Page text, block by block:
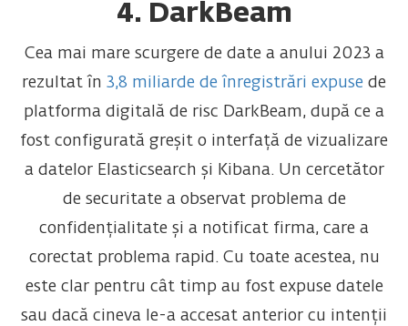
4. DarkBeam
Cea mai mare scurgere de date a anului 2023 a
rezultat în 3,8 miliarde de înregistrări expuse de
platforma digitală de risc DarkBeam, după ce a
fost configurată greșit o interfață de vizualizare
a datelor Elasticsearch și Kibana. Un cercetător
de securitate a observat problema de
confidențialitate și a notificat firma, care a
corectat problema rapid. Cu toate acestea, nu
este clar pentru cât timp au fost expuse datele
sau dacă cineva le-a accesat anterior cu intenții